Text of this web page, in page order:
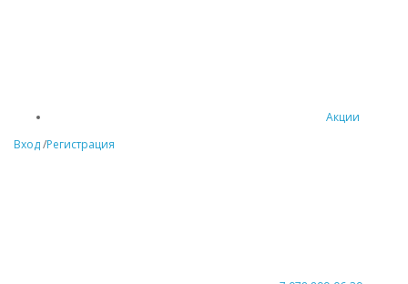
Акции
Вход/Регистрация